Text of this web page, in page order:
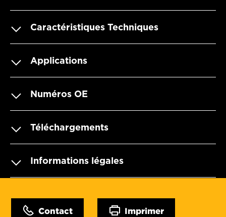
Caractéristiques Techniques
Applications
Numéros OE
Téléchargements
Informations légales
Contact Imprimer